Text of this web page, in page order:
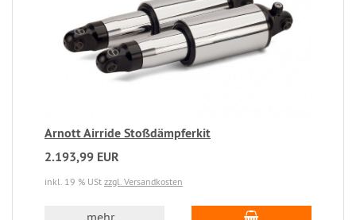
Arnott Airride Stoßdämpferkit
2.193,99 EUR
inkl. 19 % USt zzgl. Versandkosten